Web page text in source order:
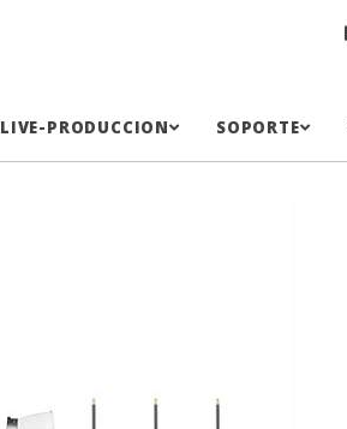
LIVE-PRODUCCION SOPORTE